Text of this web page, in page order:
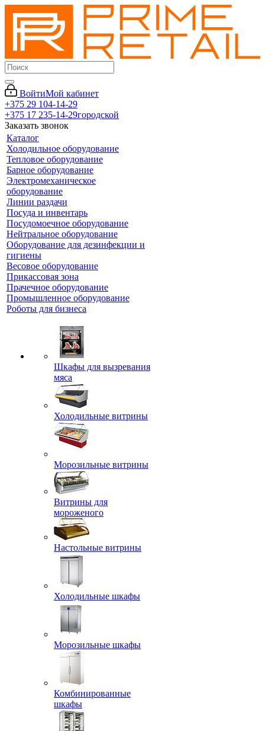
ВойтиМой кабинет
+375 29 104-14-29
+375 17 235-14-29городской
Заказать звонок
Каталог
Холодильное оборудование
Тепловое оборудование
Барное оборудование
Электромеханическое
оборудование
Линии раздачи
Посуда и инвентарь
Посудомоечное оборудование
Нейтральное оборудование
Оборудование для дезинфекции и
гигиены
Весовое оборудование
Прикассовая зона
Прачечное оборудование
Промышленное оборудование
Роботы для бизнеса
Шкафы для вызревания
мяса
Холодильные витрины
Морозильные витрины
Витрины для
мороженого
Настольные витрины
Холодильные шкафы
Морозильные шкафы
Комбинированные
шкафы